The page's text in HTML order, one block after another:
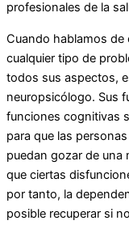
profesionales de la
Cuando hablamos de
cualquier tipo de
todos sus aspectos,
neuropsicólogo. Sus
funciones cognitivas
para que las
puedan gozar de una
que ciertas
por tanto, la
posible recuperar si